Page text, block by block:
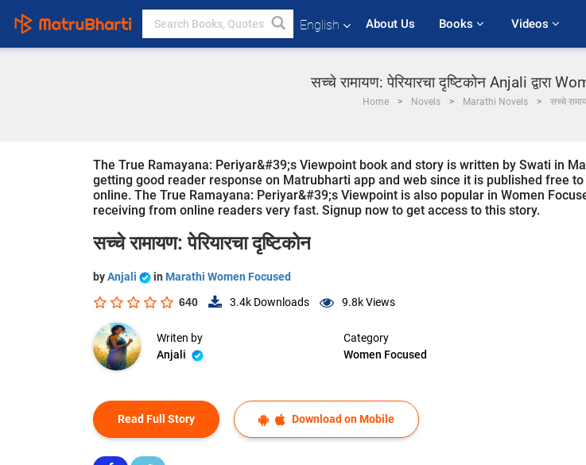
English About Us Books Videos
सच्चे रामायण: पेरियारचा दृष्टिकोन Anjali द्वारा
Home Novels Marathi Novels सच्चे
The True Ramayana: Periyar&#39;s Viewpoint book and story is written by Swati in
getting good reader response on Matrubharti app and web since it is published free
online. The True Ramayana: Periyar&#39;s Viewpoint is also popular in Women
receiving from online readers very fast. Signup now to get access to this story.
सच्चे रामायण: पेरियारचा दृष्टिकोन
byAnjali in Marathi Women Focused
640 3.4k Downloads 9.8kViews
Writen by
Anjali
Category
Women Focused
Read Full Story Download on Mobile